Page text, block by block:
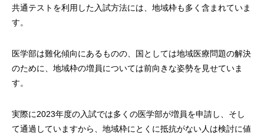
共通テストを利用した入試方法には、地域枠も多く含まれていま
す。
医学部は難化傾向にあるものの、国としては地域医療問題の解決
のために、地域枠の増員については前向きな姿勢を見せていま
す。
実際に2023年度の入試では多くの医学部が増員を申請し、そし
て通過していますから、地域枠にとくに抵抗がない人は検討に値